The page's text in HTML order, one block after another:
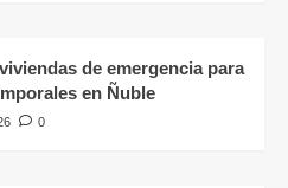
de emergencia para
en Ñuble
0